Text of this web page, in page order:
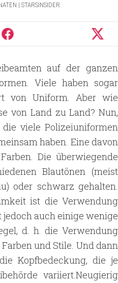
| STARSINSIDER
auf der ganzen
Viele haben sogar
von Uniform. Aber wie
von Land zu Land? Nun,
viele Polizeiuniformen
haben. Eine davon
Die überwiegende
Blautönen (meist
oder schwarz gehalten.
ist die Verwendung
auch einige wenige
d. h. die Verwendung
und Stile. Und dann
Kopfbedeckung, die je
variiert.Neugierig